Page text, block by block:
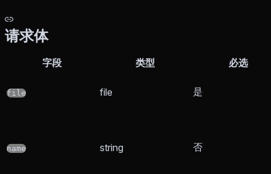
请求体
字段 类型 必选
file file 是
name string 否